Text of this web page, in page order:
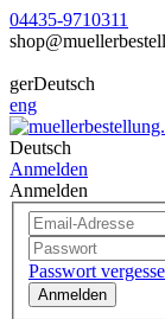
04435-9710311
gerDeutsch
eng
Deutsch
Anmelden
Anmelden
Passwort
Anmelden